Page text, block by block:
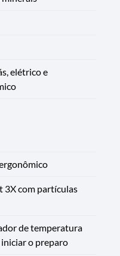
elétrico e
3X com partículas
de temperatura
o preparo